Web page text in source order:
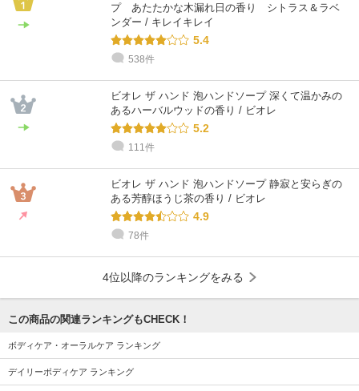
プ あたたかな木漏れ日の香り シトラス＆ラベ
ンダー / キレイキレイ
5.4
538件
ビオレ ザ ハンド 泡ハンドソープ 深くて温かみの
あるハーバルウッドの香り / ビオレ
5.2
111件
ビオレ ザ ハンド 泡ハンドソープ 静寂と安らぎの
ある芳醇ほうじ茶の香り / ビオレ
4.9
78件
4位以降のランキングをみる
この商品の関連ランキングもCHECK！
ボディケア・オーラルケア ランキング
デイリーボディケア ランキング